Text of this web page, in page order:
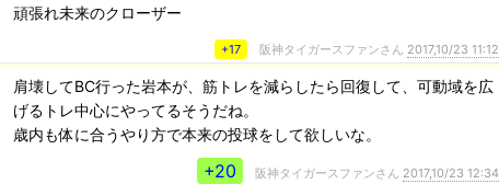
頑張れ未来のクローザー
+17 阪神タイガースファンさん 2017,10/23 11:12
肩壊してBC行った岩本が、筋トレを減らしたら回復して、可動域を広
げるトレ中心にやってるそうだね。
歳内も体に合うやり方で本来の投球をして欲しいな。
+20 阪神タイガースファンさん 2017,10/23 12:34